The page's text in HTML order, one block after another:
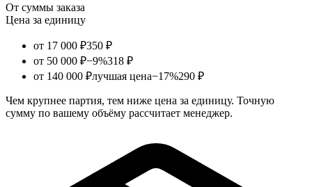
От суммы заказа
Цена за единицу
от 17 000 ₽350 ₽
от 50 000 ₽−9%318 ₽
от 140 000 ₽лучшая цена−17%290 ₽
Чем крупнее партия, тем ниже цена за единицу. Точную
сумму по вашему объёму рассчитает менеджер.